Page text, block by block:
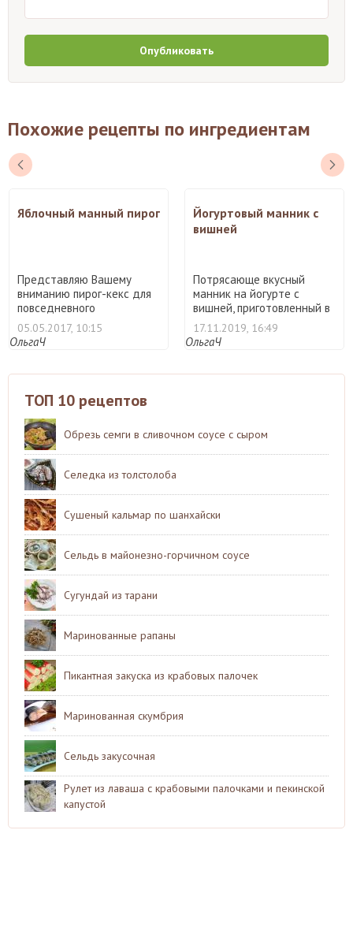
Опубликовать
Похожие рецепты по ингредиентам
Яблочный манный пирог
Представляю Вашему
вниманию пирог-кекс для
повседневного
приготовлен ...
05.05.2017, 10:15
ОльгаЧ
Йогуртовый манник с
вишней
Потрясающе вкусный
манник на йогурте с
вишней, приготовленный в
муль ...
17.11.2019, 16:49
ОльгаЧ
ТОП 10 рецептов
Обрезь семги в сливочном соусе с сыром
Селедка из толстолоба
Сушеный кальмар по шанхайски
Сельдь в майонезно-горчичном соусе
Сугундай из тарани
Маринованные рапаны
Пикантная закуска из крабовых палочек
Маринованная скумбрия
Сельдь закусочная
Рулет из лаваша с крабовыми палочками и пекинской
капустой